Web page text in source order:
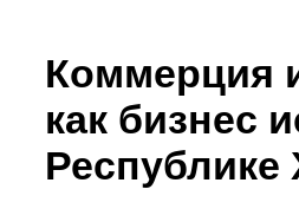
Коммерция
как бизнес
Республике